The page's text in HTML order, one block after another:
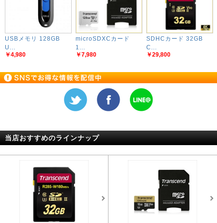
USBメモリ 128GB
U...
￥4,980
microSDXCカード
1...
￥7,980
SDHCカード 32GB
C...
￥29,800
当店おすすめのラインナップ